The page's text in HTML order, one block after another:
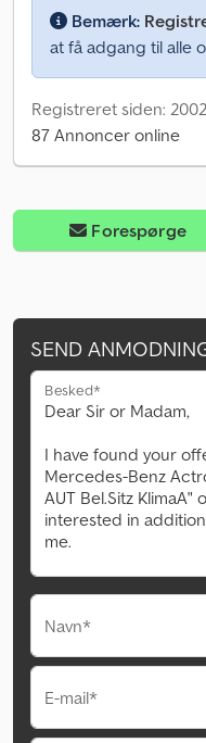
Bemærk:
at få adgang til alle
Registreret siden: 2002
87 Annoncer online
Forespørge
SEND
Besked*
Navn*
E-mail*